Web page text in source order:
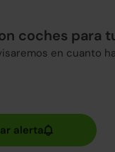
coches para
en cuanto